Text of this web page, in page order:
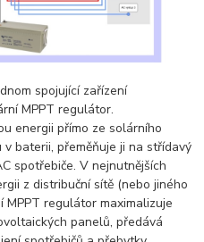
spojující zařízení
MPPT regulátor.
energii přímo ze solárního
baterii, přeměňuje ji na střídavý
spotřebiče. V nejnutnějších
z distribuční sítě (nebo jiného
regulátor maximalizuje
panelů, předává